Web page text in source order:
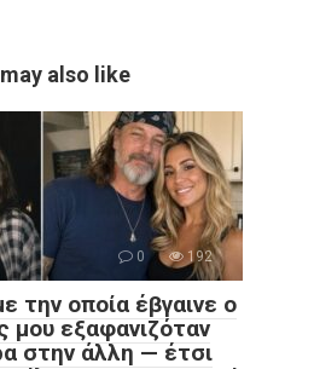
also like
0 192
την οποία έβγαινε ο
μου εξαφανιζόταν
στην άλλη — έτσι